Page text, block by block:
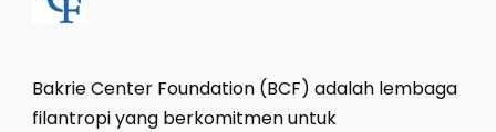
Bakrie Center Foundation (BCF) adalah lembaga
filantropi yang berkomitmen untuk